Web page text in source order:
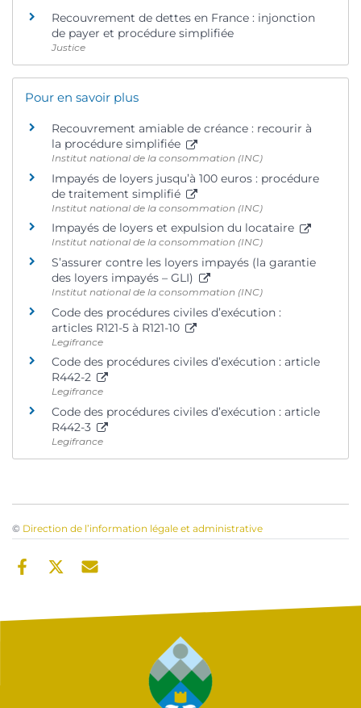
Recouvrement de dettes en France : injonction
de payer et procédure simplifiée
Justice
Pour en savoir plus
Recouvrement amiable de créance : recourir à
la procédure simplifiée
Institut national de la consommation (INC)
Impayés de loyers jusqu’à 100 euros : procédure
de traitement simplifié
Institut national de la consommation (INC)
Impayés de loyers et expulsion du locataire
Institut national de la consommation (INC)
S’assurer contre les loyers impayés (la garantie
des loyers impayés – GLI)
Institut national de la consommation (INC)
Code des procédures civiles d’exécution :
articles R121-5 à R121-10
Legifrance
Code des procédures civiles d’exécution : article
R442-2
Legifrance
Code des procédures civiles d’exécution : article
R442-3
Legifrance
© Direction de l’information légale et administrative